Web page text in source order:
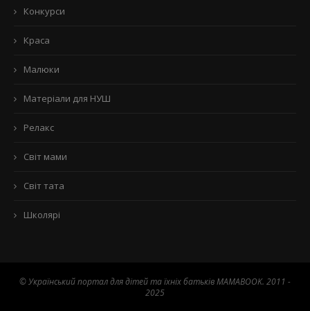
Конкурси
Краса
Малюки
Матеріали для НУШ
Релакс
Світ мами
Світ тата
Школярі
© Український портал для дітей та їхніх батьків MAMABOOK. 2011 -
2025